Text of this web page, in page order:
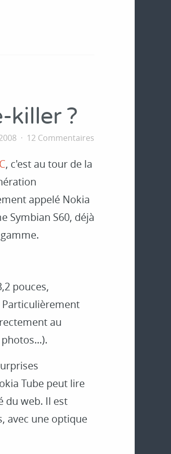
killer ?
12 Commentaires
, c'est au tour de la
appelé Nokia
Symbian S60, déjà
pouces,
au
Tube peut lire
du web. Il est
avec une optique